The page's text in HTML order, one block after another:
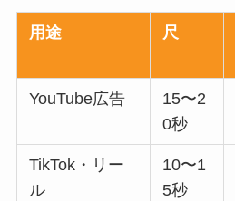
用途 尺
YouTube広告
15〜2
0秒
TikTok・リー
ル
10〜1
5秒